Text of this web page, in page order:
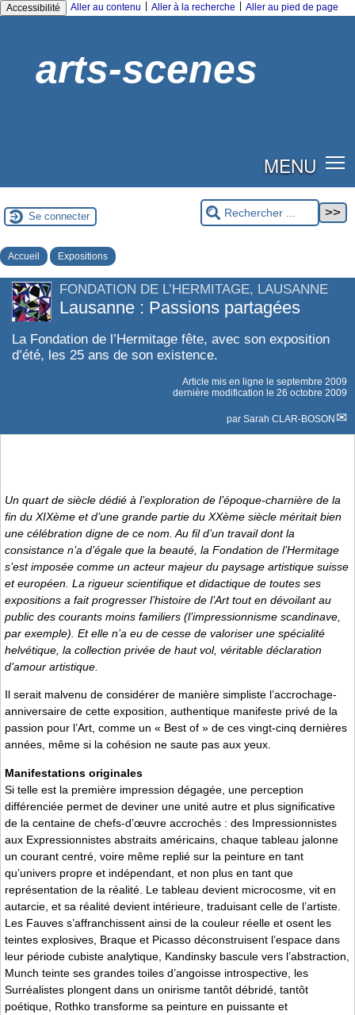
Accessibilité Aller au contenu Aller à la recherche Aller au pied de page
arts-scenes
MENU
Se connecter
Accueil Expositions
FONDATION DE L’HERMITAGE, LAUSANNE
Lausanne : Passions partagées
La Fondation de l’Hermitage fête, avec son exposition
d’été, les 25 ans de son existence.
Article mis en ligne le septembre 2009
dernière modification le 26 octobre 2009
par Sarah CLAR-BOSON
Un quart de siècle dédié à l’exploration de l’époque-charnière de la
fin du XIXème et d’une grande partie du XXème siècle méritait bien
une célébration digne de ce nom. Au fil d’un travail dont la
consistance n’a d’égale que la beauté, la Fondation de l’Hermitage
s’est imposée comme un acteur majeur du paysage artistique suisse
et européen. La rigueur scientifique et didactique de toutes ses
expositions a fait progresser l’histoire de l’Art tout en dévoilant au
public des courants moins familiers (l’impressionnisme scandinave,
par exemple). Et elle n’a eu de cesse de valoriser une spécialité
helvétique, la collection privée de haut vol, véritable déclaration
d’amour artistique.
Il serait malvenu de considérer de manière simpliste l’accrochage-
anniversaire de cette exposition, authentique manifeste privé de la
passion pour l’Art, comme un « Best of » de ces vingt-cinq dernières
années, même si la cohésion ne saute pas aux yeux.
Manifestations originales
Si telle est la première impression dégagée, une perception
différenciée permet de deviner une unité autre et plus significative
de la centaine de chefs-d’œuvre accrochés : des Impressionnistes
aux Expressionnistes abstraits américains, chaque tableau jalonne
un courant centré, voire même replié sur la peinture en tant
qu’univers propre et indépendant, et non plus en tant que
représentation de la réalité. Le tableau devient microcosme, vit en
autarcie, et sa réalité devient intérieure, traduisant celle de l’artiste.
Les Fauves s’affranchissent ainsi de la couleur réelle et osent les
teintes explosives, Braque et Picasso déconstruisent l’espace dans
leur période cubiste analytique, Kandinsky bascule vers l’abstraction,
Munch teinte ses grandes toiles d’angoisse introspective, les
Surréalistes plongent dans un onirisme tantôt débridé, tantôt
poétique, Rothko transforme sa peinture en puissante et